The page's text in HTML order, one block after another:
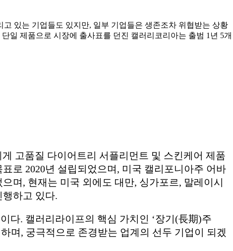
있는 기업들도 있지만, 일부 기업들은 생존조차 위협받는 상황
일 제품으로 시장에 출사표를 던진 캘러리코리아는 출범 1년 5개
고품질 다이어트리 서플리먼트 및 스킨케어 제품
로 2020년 설립되었으며, 미국 캘리포니아주 어바
며, 현재는 미국 외에도 대만, 싱가포르, 말레이시
하고 있다.
다. 캘러리라이프의 핵심 가치인 ‘장기(長期)주
며, 궁극적으로 존경받는 업계의 선두 기업이 되겠